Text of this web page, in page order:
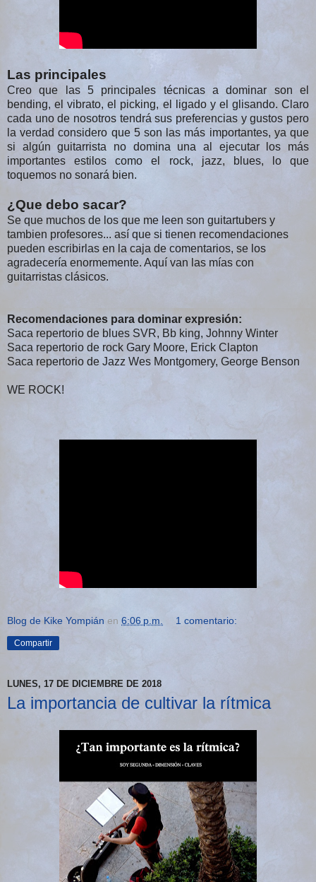
Las principales
Creo que las 5 principales técnicas a dominar son el
bending, el vibrato, el picking, el ligado y el glisando. Claro
cada uno de nosotros tendrá sus preferencias y gustos pero
la verdad considero que 5 son las más importantes, ya que
si algún guitarrista no domina una al ejecutar los más
importantes estilos como el rock, jazz, blues, lo que
toquemos no sonará bien.
¿Que debo sacar?
Se que muchos de los que me leen son guitartubers y
tambien profesores... así que si tienen recomendaciones
pueden escribirlas en la caja de comentarios, se los
agradecería enormemente. Aquí van las mías con
guitarristas clásicos.
Recomendaciones para dominar expresión:
Saca repertorio de blues SVR, Bb king, Johnny Winter
Saca repertorio de rock Gary Moore, Erick Clapton
Saca repertorio de Jazz Wes Montgomery, George Benson
WE ROCK!
Blog de Kike Yompián en 6:06 p.m. 1 comentario:
Compartir
LUNES, 17 DE DICIEMBRE DE 2018
La importancia de cultivar la rítmica